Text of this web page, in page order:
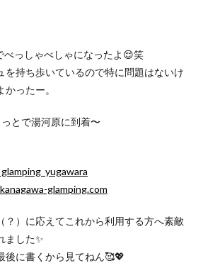
べっしゃべしゃになったよ😌笑
を持ち歩いているので特に問題はないけ
ったー。
とで湯河原に到着〜
glamping.com
？）に応えてこれから利用する方へ素敵
ました✨
後に書くから見てねん🥰💖